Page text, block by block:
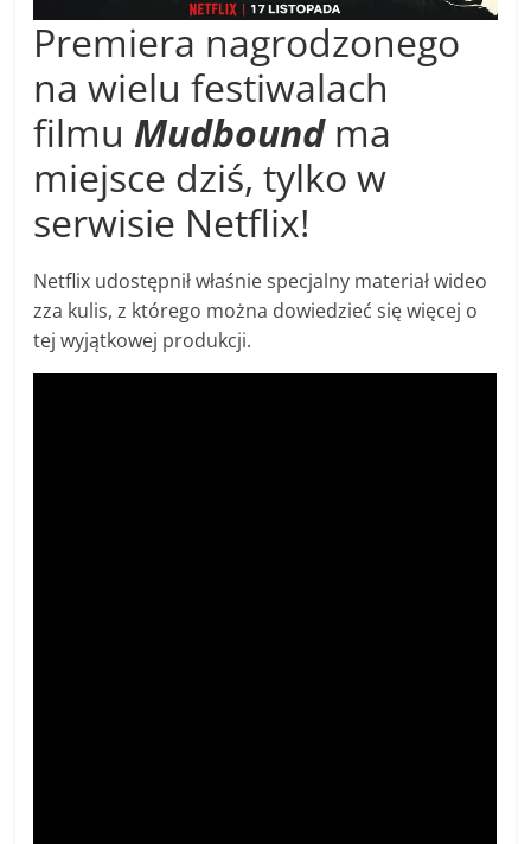
Premiera nagrodzonego
na wielu festiwalach
filmu Mudbound ma
miejsce dziś, tylko w
serwisie Netflix!
Netflix udostępnił właśnie specjalny materiał wideo
zza kulis, z którego można dowiedzieć się więcej o
tej wyjątkowej produkcji.